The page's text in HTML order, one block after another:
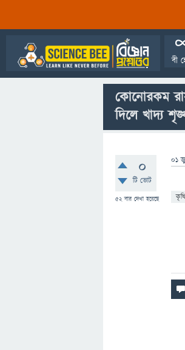
বী
কোনোরকম
দিলে খাদ্য
0
টি ভোট
52বার দেখা হয়েছে
01
কৃষি